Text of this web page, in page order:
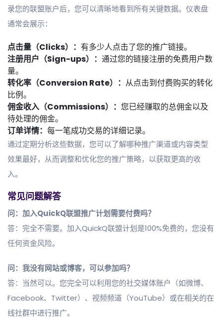
录您的联盟账户后，您可以清晰地看到所有关键数据。仪表盘
通常会展示：
点击量（Clicks）： 有多少人点击了您的推广链接。
注册用户（Sign-ups）： 通过您的链接注册的免费用户数
量。
转化率（Conversion Rate）： 从点击到付费购买的转化
比例。
佣金收入（Commissions）： 您已经赚取的总佣金以及
待处理的佣金。
订单详情： 每一笔成功交易的详细记录。
通过定期分析这些数据，您可以了解哪种推广渠道或内容类型
效果最好，从而调整和优化您的推广策略，以获取更高的收
入。
常见问题解答
问：加入QuickQ联盟推广计划需要付费吗？
答：完全不需要。加入QuickQ联盟计划是100%免费的，您没有
任何资金风险。
问：我没有网站或博客，可以参加吗？
答：当然可以。您完全可以利用您的社交媒体账户（如微博、
Facebook、Twitter）、视频频道（YouTube）或在相关的在
线社群中进行推广。